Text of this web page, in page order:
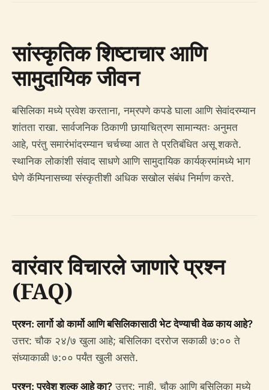
सांस्कृतिक शिष्टाचार आणि
सामुदायिक जीवन
बसिलिका मध्ये प्रवेश करताना, नम्रपणे कपडे घाला आणि सेवांदरम्यान
शांतता राखा. सार्वजनिक ठिकाणी छायाचित्रण सामान्यतः अनुमत
आहे, परंतु समारंभांदरम्यान चर्चच्या आत ते प्रतिबंधित असू शकते.
स्थानिक लोकांशी संवाद साधणे आणि सामुदायिक कार्यक्रमांमध्ये भाग
घेणे कॅम्पिनासच्या संस्कृतीशी अधिक सखोल संबंध निर्माण करते.
वारंवार विचारले जाणारे प्रश्न
(FAQ)
प्रश्न: लार्गो डो कार्मो आणि बसिलिकासाठी भेट देण्याची वेळ काय आहे?
उत्तर: चौक २४/७ खुला आहे; बसिलिका दररोज सकाळी ७:०० ते
संध्याकाळी ७:०० पर्यंत खुली असते.
प्रश्न: प्रवेश शुल्क आहे का? उत्तर: नाही, चौक आणि बसिलिका मध्ये